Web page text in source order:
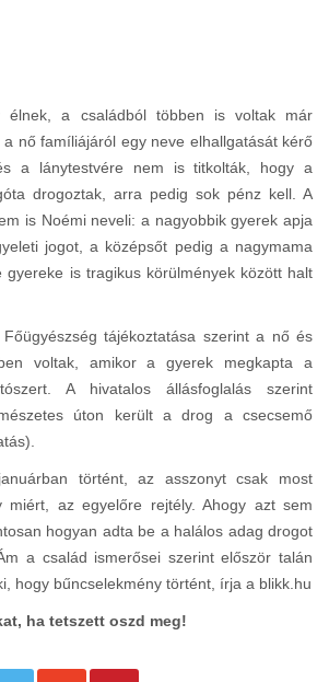
élnek, a családból többen is voltak már
nő famíliájáról egy neve elhallgatását kérő
a lánytestvére nem is titkolták, hogy a
drogoztak, arra pedig sok pénz kell. A
is Noémi neveli: a nagyobbik gyerek apja
jogot, a középsőt pedig a nagymama
gyereke is tragikus körülmények között halt
tájékoztatása szerint a nő és
voltak, amikor a gyerek megkapta a
A hivatalos állásfoglalás szerint
úton került a drog a csecsemő
történt, az asszonyt csak most
miért, az egyelőre rejtély. Ahogy azt sem
hogyan adta be a halálos adag drogot
a család ismerősei szerint először talán
hogy bűncselekmény történt, írja a blikk.hu
ha tetszett oszd meg!